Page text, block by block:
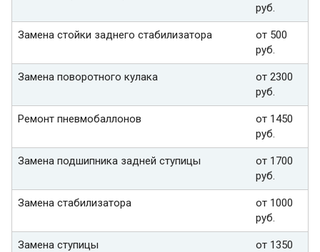
руб.
Замена стойки заднего стабилизатора
от 500
руб.
Замена поворотного кулака
от 2300
руб.
Ремонт пневмобаллонов
от 1450
руб.
Замена подшипника задней ступицы
от 1700
руб.
Замена стабилизатора
от 1000
руб.
Замена ступицы
от 1350